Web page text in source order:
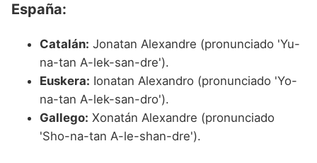
España:
Catalán: Jonatan Alexandre (pronunciado 'Yu-
na-tan A-lek-san-dre').
Euskera: Ionatan Alexandro (pronunciado 'Yo-
na-tan A-lek-san-dro').
Gallego: Xonatán Alexandre (pronunciado
'Sho-na-tan A-le-shan-dre').